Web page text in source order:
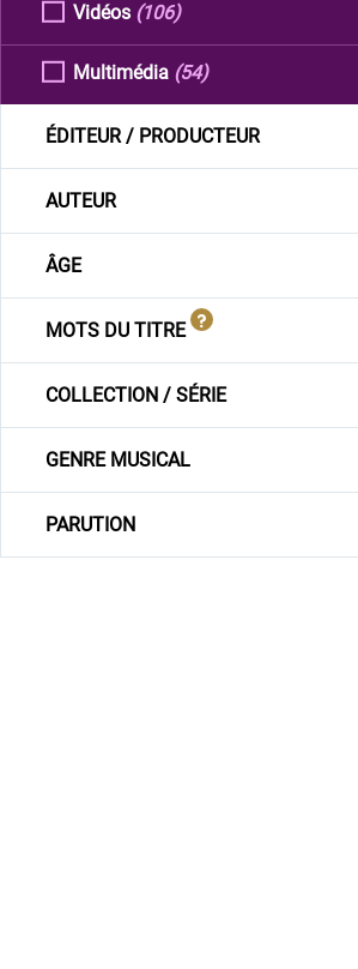
Vidéos (106)
Multimédia (54)
ÉDITEUR / PRODUCTEUR
AUTEUR
ÂGE
MOTS DU TITRE
COLLECTION / SÉRIE
GENRE MUSICAL
PARUTION